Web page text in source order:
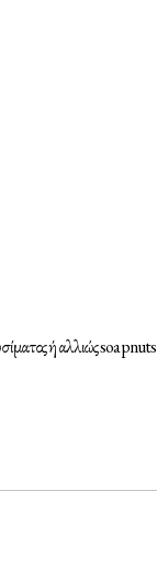
ή αλλιώς soapnuts